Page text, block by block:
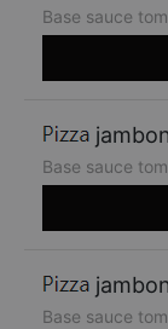
Base sauce
Base sauce
Base sauce